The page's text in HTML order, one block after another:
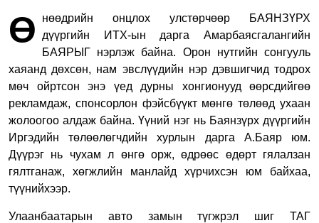
Ө
нөөдрийн онцлох улстөрчөөр БАЯНЗҮРХ
дүүргийн ИТХ-ын дарга Амарбаясгалангийн
БАЯРЫГ нэрлэж байна. Орон нутгийн сонгууль
хаяанд дөхсөн, нам эвслүүдийн нэр дэвшигчид тодрох
мөч ойртсон энэ үед дурны хонгионууд өөрсдийгөө
рекламдаж, спонсорлон фэйсбүүкт мөнгө төлөөд ухаан
жолоогоо алдаж байна. Үүний нэг нь Баянзүрх дүүргийн
Иргэдийн төлөөлөгчдийн хурлын дарга А.Баяр юм.
Дүүрэг нь чухам л өнгө орж, өдрөөс өдөрт гялалзан
гялтганаж, хөгжлийн манлайд хүрчихсэн юм байхаа,
түүнийхээр.
Улаанбаатарын авто замын түгжрэл шиг ТАГ